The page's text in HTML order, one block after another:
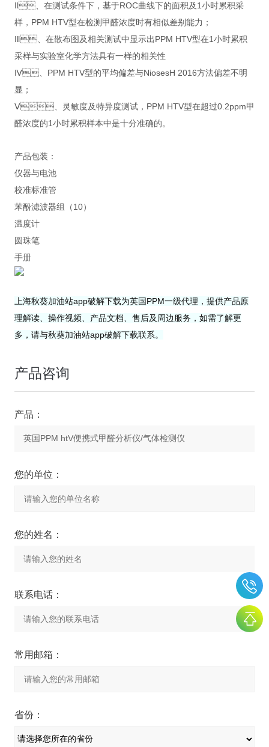
Ⅱ、在测试条件下，基于ROC曲线下的面积及1小时累积采
样，PPM HTV型在检测甲醛浓度时有相似差别能力；
Ⅲ、在散布图及相关测试中显示出PPM HTV型在1小时累积
采样与实验室化学方法具有一样的相关性
Ⅳ、PPM HTV型的平均偏差与NiosesH 2016方法偏差不明
显；
Ⅴ、灵敏度及特异度测试，PPM HTV型在超过0.2ppm甲
醛浓度的1小时累积样本中是十分准确的。
产品包装：
仪器与电池
校准标准管
苯酚滤波器组（ 10）
温度计
圆珠笔
手册
上海秋葵加油站app破解下载为英国PPM一级代理，提供产品原
理解读、操作视频、产品文档、售后及周边服务，如需了解更
多，请与秋葵加油站app破解下载联系。
产品咨询
产品：
您的单位：
您的姓名：
联系电话：
常用邮箱：
省份：